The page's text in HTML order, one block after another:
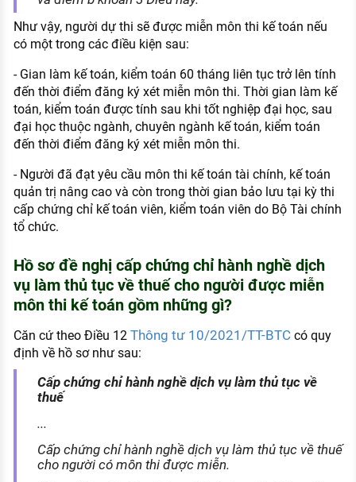
Như vậy, người dự thi sẽ được miễn môn thi kế toán nếu
có một trong các điều kiện sau:
- Gian làm kế toán, kiểm toán 60 tháng liên tục trở lên tính
đến thời điểm đăng ký xét miễn môn thi. Thời gian làm kế
toán, kiểm toán được tính sau khi tốt nghiệp đại học, sau
đại học thuộc ngành, chuyên ngành kế toán, kiểm toán
đến thời điểm đăng ký xét miễn môn thi.
- Người đã đạt yêu cầu môn thi kế toán tài chính, kế toán
quản trị nâng cao và còn trong thời gian bảo lưu tại kỳ thi
cấp chứng chỉ kế toán viên, kiểm toán viên do Bộ Tài chính
tổ chức.
Hồ sơ đề nghị cấp chứng chỉ hành nghề dịch
vụ làm thủ tục về thuế cho người được miễn
môn thi kế toán gồm những gì?
Căn cứ theo Điều 12 Thông tư 10/2021/TT-BTCcó quy
định về hồ sơ như sau:
Cấp chứng chỉ hành nghề dịch vụ làm thủ tục về
thuế
...
Cấp chứng chỉ hành nghề dịch vụ làm thủ tục về thuế
cho người có môn thi được miễn.